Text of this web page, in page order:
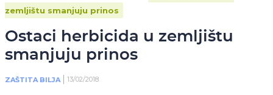
zemljištu smanjuju prinos
Ostaci herbicida u zemljištu
smanjuju prinos
ZAŠTITA BILJA 13/02/2018